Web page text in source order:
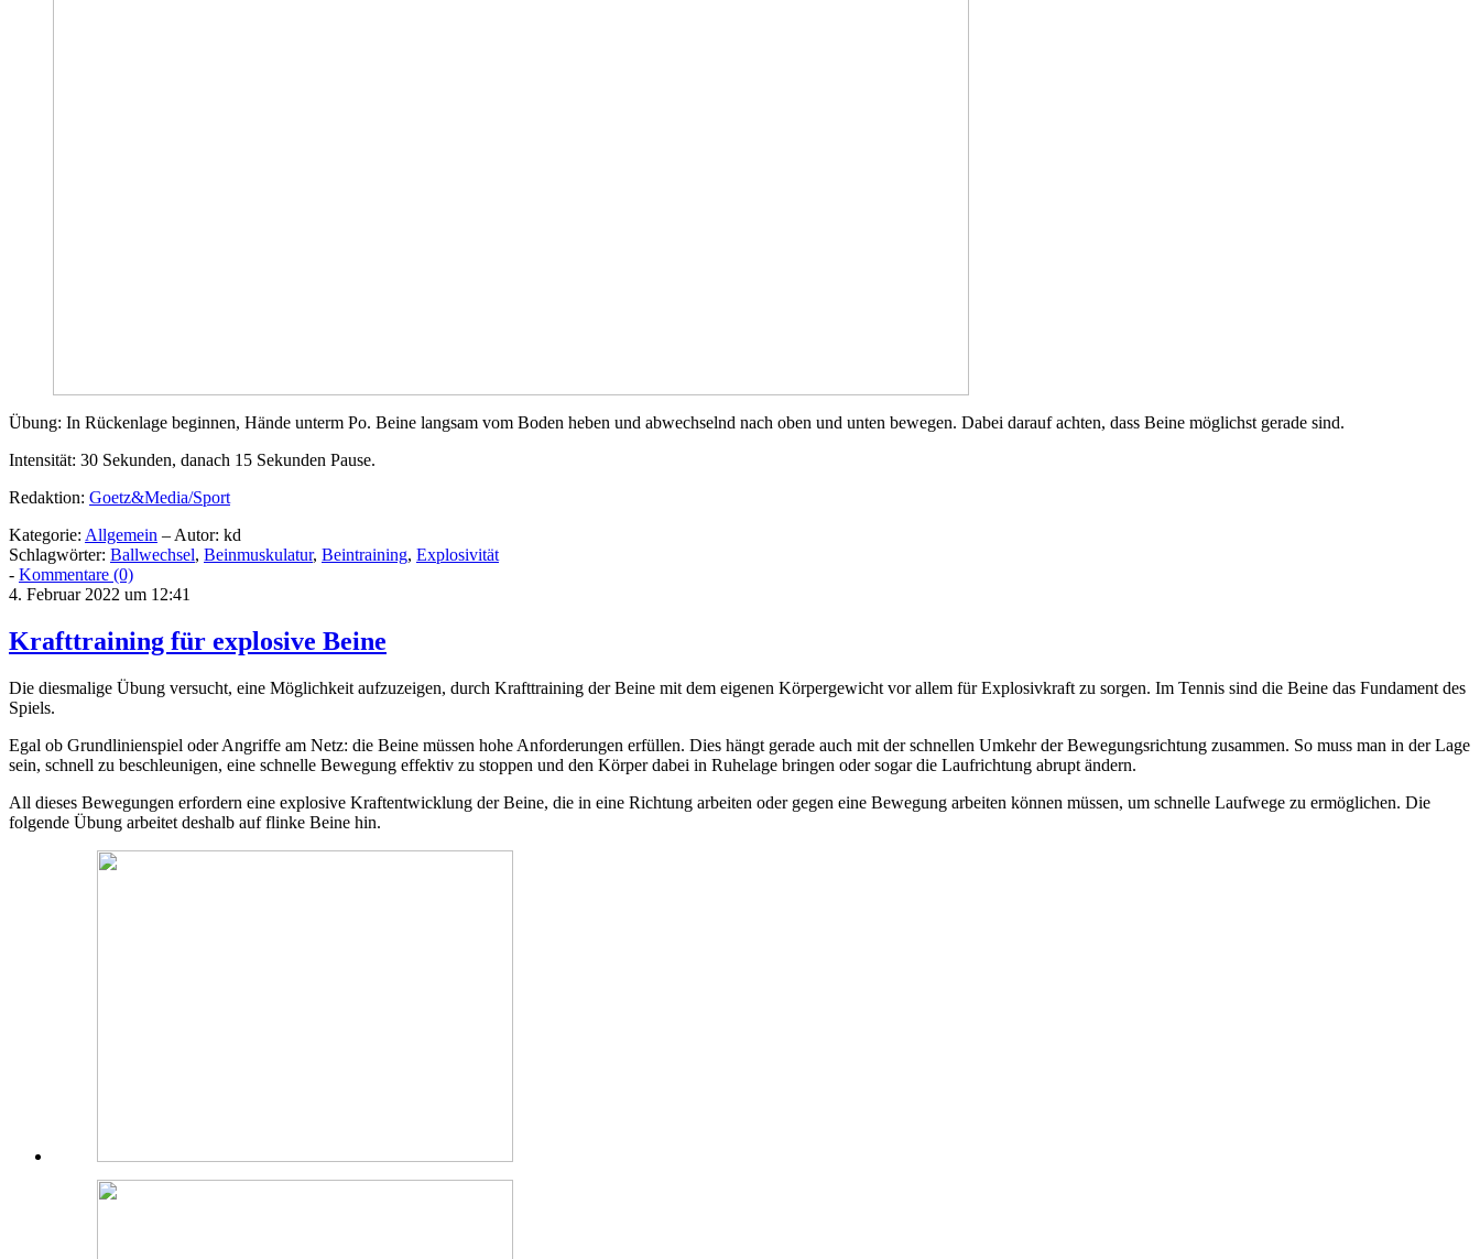
Übung: In Rückenlage beginnen, Hände unterm Po. Beine langsam vom Boden heben und abwechselnd nach oben und unten bewegen. Dabei darauf achten, dass Beine möglichst gerade sind.
Intensität: 30 Sekunden, danach 15 Sekunden Pause.
Redaktion: Goetz&Media/Sport
Kategorie: Allgemein – Autor: kd
Schlagwörter: Ballwechsel, Beinmuskulatur, Beintraining, Explosivität
- Kommentare (0)
4. Februar 2022 um 12:41
Krafttraining für explosive Beine
Die diesmalige Übung versucht, eine Möglichkeit aufzuzeigen, durch Krafttraining der Beine mit dem eigenen Körpergewicht vor allem für Explosivkraft zu sorgen. Im Tennis sind die Beine das Fundament des
Spiels.
Egal ob Grundlinienspiel oder Angriffe am Netz: die Beine müssen hohe Anforderungen erfüllen. Dies hängt gerade auch mit der schnellen Umkehr der Bewegungsrichtung zusammen. So muss man in der Lage
sein, schnell zu beschleunigen, eine schnelle Bewegung effektiv zu stoppen und den Körper dabei in Ruhelage bringen oder sogar die Laufrichtung abrupt ändern.
All dieses Bewegungen erfordern eine explosive Kraftentwicklung der Beine, die in eine Richtung arbeiten oder gegen eine Bewegung arbeiten können müssen, um schnelle Laufwege zu ermöglichen. Die
folgende Übung arbeitet deshalb auf flinke Beine hin.